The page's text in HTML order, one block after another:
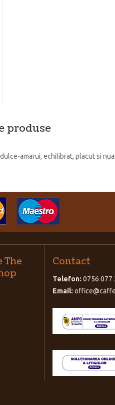
produse
amarui, echilibrat, placut si
The
Contact
Telefon: 0756 077
Email: